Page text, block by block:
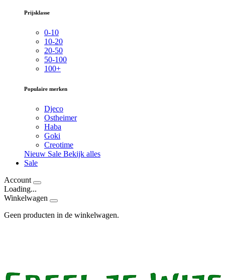
Prijsklasse
0-10
10-20
20-50
50-100
100+
Populaire merken
Djeco
Ostheimer
Haba
Goki
Creotime
Nieuw Sale Bekijk alles
Sale
Account
Loading...
Winkelwagen
Geen producten in de winkelwagen.